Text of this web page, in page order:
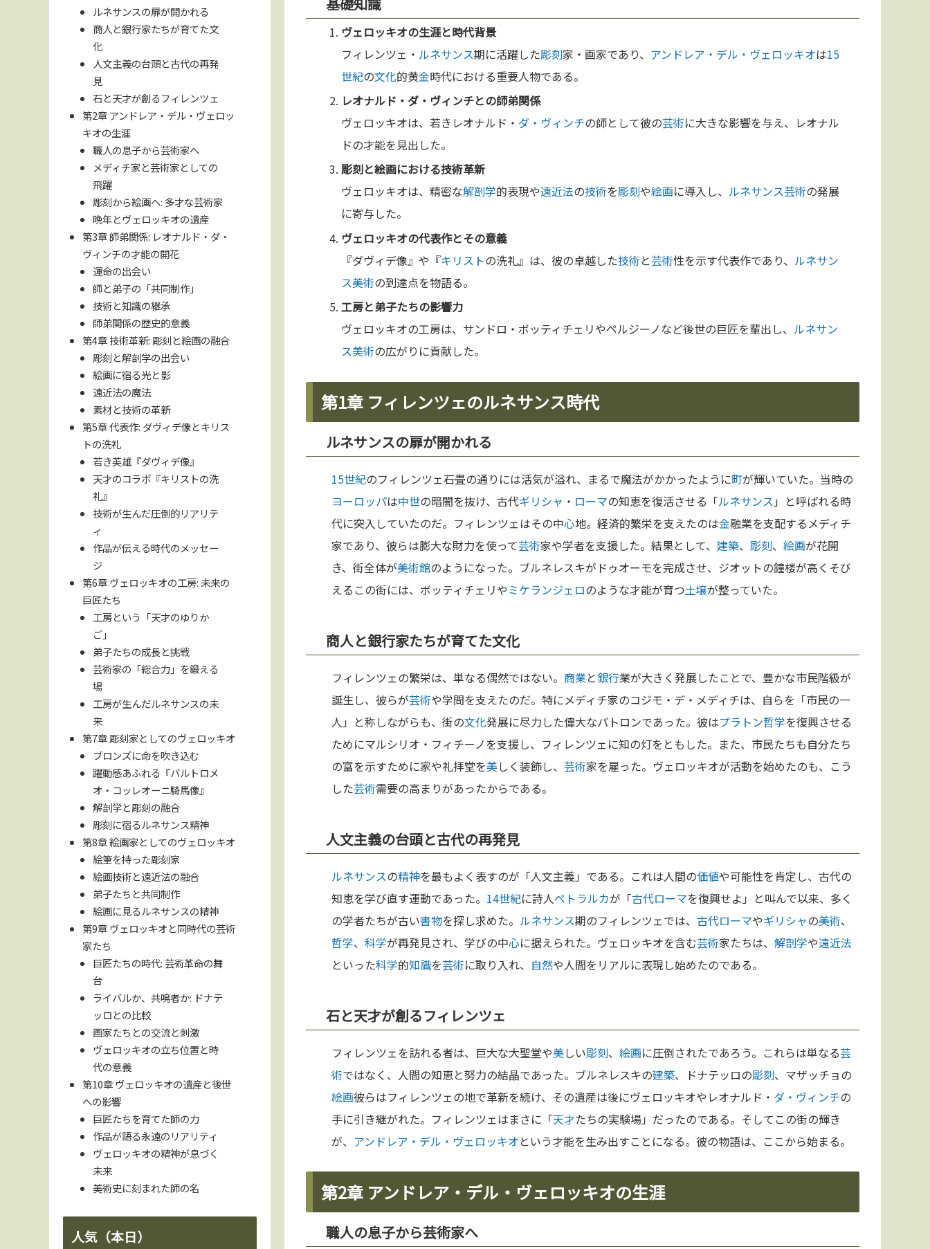
ヴェロッキオの生涯と時代背景
フィレンツェ・ ルネサンス期に活躍した彫刻家・画家であり、 アンドレア・デル・ヴェロッキオは15
世紀の文化的黄金時代における重要人物である。
レオナルド・ ダ・ヴィンチとの師弟関係
ヴェロッキオは、若きレオナルド・ ダ・ヴィンチの師として彼の芸術に大きな影響を与え、レオナル
ドの才能を見出した。
彫刻と絵画における技術革新
ヴェロッキオは、精密な解剖学的表現や遠近法の技術を彫刻や絵画に導入し、 ルネサンス芸術の発展
に寄与した。
ヴェロッキオの代表作とその意義
『ダヴィデ像』や『キリストの洗礼』は、彼の卓越した技術と芸術性を示す代表作であり、 ルネサン
ス美術の到達点を物語る。
工房と弟子たちの影響力
ヴェロッキオの工房は、サンドロ・ボッティチェリやペルジーノなど後世の巨匠を輩出し、 ルネサン
ス美術の広がりに貢献した。
第1章 フィレンツェのルネサンス時代
ルネサンスの扉が開かれる
15世紀のフィレンツェ――石畳の通りには活気が溢れ、まるで魔法がかかったように町が輝いていた。当時の
ヨーロッパは中世の暗闇を抜け、古代ギリシャ ・ ローマの知恵を復活させる「ルネサンス 」と呼ばれる時
代に突入していたのだ。フィレンツェはその中心地。経済的繁栄を支えたのは金融業を支配するメディチ
家であり、彼らは膨大な財力を使って芸術家や学者を支援した。結果として、 建築、 彫刻、 絵画が花開
き、街全体が美術館のようになった。ブルネレスキがドゥオーモを完成させ、ジオットの鐘楼が高くそび
えるこの街には、ボッティチェリやミケランジェロのような才能が育つ土壌が整っていた。
商人と銀行家たちが育てた文化
フィレンツェの繁栄は、単なる偶然ではない。 商業と銀行業が大きく発展したことで、豊かな市民階級が
誕生し、彼らが芸術や学問を支えたのだ。特にメディチ家のコジモ・デ・メディチは、自らを「市民の一
人」と称しながらも、街の文化発展に尽力した偉大なパトロンであった。彼はプラトン哲学を復興させる
ためにマルシリオ・フィチーノを支援し、フィレンツェに知の灯をともした。また、市民たちも自分たち
の富を示すために家や礼拝堂を美しく装飾し、 芸術家を雇った。ヴェロッキオが活動を始めたのも、こう
した芸術需要の高まりがあったからである。
人文主義の台頭と古代の再発見
ルネサンスの精神を最もよく表すのが「人文主義」である。これは人間の価値や可能性を肯定し、古代の
知恵を学び直す運動であった。 14世紀に詩人ペトラルカが「古代ローマを復興せよ」と叫んで以来、多く
の学者たちが古い書物を探し求めた。 ルネサンス期のフィレンツェでは、 古代ローマやギリシャの美術、
哲学、 科学が再発見され、学びの中心に据えられた。ヴェロッキオを含む芸術家たちは、 解剖学や遠近法
といった科学的知識を芸術に取り入れ、 自然や人間をリアルに表現し始めたのである。
石と天才が創るフィレンツェ
フィレンツェを訪れる者は、巨大な大聖堂や美しい彫刻、 絵画に圧倒されたであろう。これらは単なる芸
術ではなく、人間の知恵と努力の結晶であった。ブルネレスキの建築、ドナテッロの彫刻、マザッチョの
絵画――彼らはフィレンツェの地で革新を続け、その遺産は後にヴェロッキオやレオナルド・ ダ・ヴィンチの
手に引き継がれた。フィレンツェはまさに「天才たちの実験場」だったのである。そしてこの街の輝き
が、 アンドレア・デル・ヴェロッキオという才能を生み出すことになる。彼の物語は、ここから始まる。
第2章 アンドレア・デル・ヴェロッキオの生涯
職人の息子から芸術家へ
ルネサンスの扉が開かれる
商人と銀行家たちが育てた文
化
人文主義の台頭と古代の再発
見
石と天才が創るフィレンツェ
第2章 アンドレア・デル・ヴェロッ
キオの生涯
職人の息子から芸術家へ
メディチ家と芸術家としての
飛躍
彫刻から絵画へ: 多才な芸術家
晩年とヴェロッキオの遺産
第3章 師弟関係: レオナルド・ダ・
ヴィンチの才能の開花
運命の出会い
師と弟子の「共同制作」
技術と知識の継承
師弟関係の歴史的意義
第4章 技術革新: 彫刻と絵画の融合
彫刻と解剖学の出会い
絵画に宿る光と影
遠近法の魔法
素材と技術の革新
第5章 代表作: ダヴィデ像とキリス
トの洗礼
若き英雄『ダヴィデ像』
天才のコラボ『キリストの洗
礼』
技術が生んだ圧倒的リアリテ
ィ
作品が伝える時代のメッセー
ジ
第6章 ヴェロッキオの工房: 未来の
巨匠たち
工房という「天才のゆりか
ご」
弟子たちの成長と挑戦
芸術家の「総合力」を鍛える
場
工房が生んだルネサンスの未
来
第7章 彫刻家としてのヴェロッキオ
ブロンズに命を吹き込む
躍動感あふれる『バルトロメ
オ・コッレオーニ騎馬像』
解剖学と彫刻の融合
彫刻に宿るルネサンス精神
第8章 絵画家としてのヴェロッキオ
絵筆を持った彫刻家
絵画技術と遠近法の融合
弟子たちと共同制作
絵画に見るルネサンスの精神
第9章 ヴェロッキオと同時代の芸術
家たち
巨匠たちの時代: 芸術革命の舞
台
ライバルか、共鳴者か: ドナテ
ッロとの比較
画家たちとの交流と刺激
ヴェロッキオの立ち位置と時
代の意義
第10章 ヴェロッキオの遺産と後世
への影響
巨匠たちを育てた師の力
作品が語る永遠のリアリティ
ヴェロッキオの精神が息づく
未来
美術史に刻まれた師の名
人気（本日）